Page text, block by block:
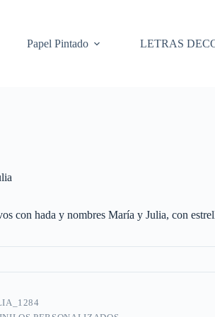
Papel Pintado LETRAS
con hada y nombres María y Julia, con